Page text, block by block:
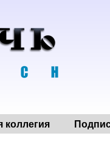
коллегия